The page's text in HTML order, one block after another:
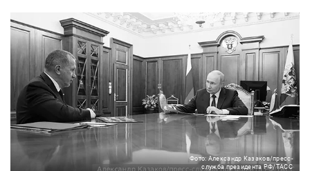
Фото: Александр Казаков/пресс-
служба президента РФ/ТАСС